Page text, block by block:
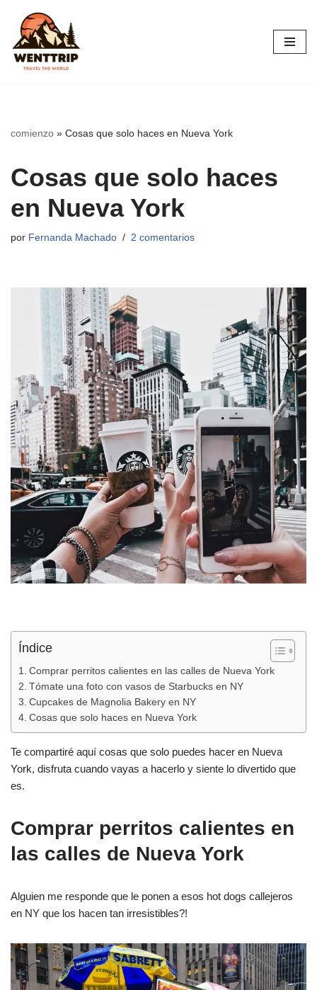
Saltar
al
contenido
comienzo » Cosas que solo haces en Nueva York
Cosas que solo haces
en Nueva York
por Fernanda Machado 2 comentarios
Índice
Comprar perritos calientes en las calles de Nueva York
Tómate una foto con vasos de Starbucks en NY
Cupcakes de Magnolia Bakery en NY
Cosas que solo haces en Nueva York
Te compartiré aquí cosas que solo puedes hacer en Nueva
York, disfruta cuando vayas a hacerlo y siente lo divertido que
es.
Comprar perritos calientes en
las calles de Nueva York
Alguien me responde que le ponen a esos hot dogs callejeros
en NY que los hacen tan irresistibles?!